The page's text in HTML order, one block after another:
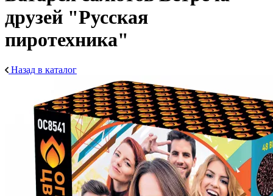
друзей "Русская
пиротехника"
Назад в каталог